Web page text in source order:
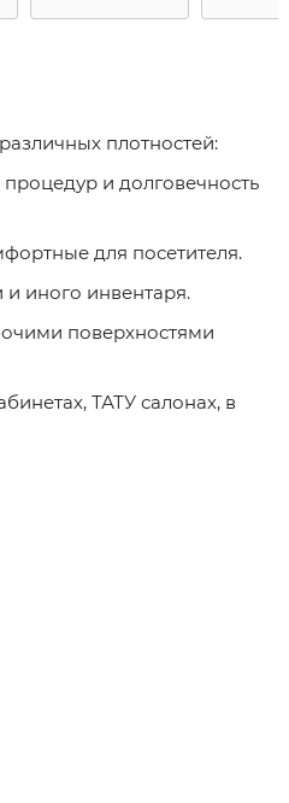
плотностей:
и долговечность
для посетителя.
иного инвентаря.
поверхностями
ТАТУ салонах, в